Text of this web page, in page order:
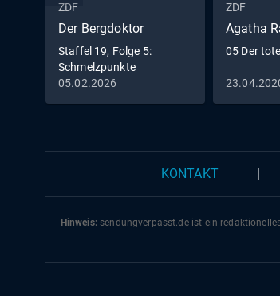
ZDF
Der Bergdoktor
Staffel 19, Folge 5:
Schmelzpunkte
05.02.2026
ZDF
Agatha
05 Der
KONTAKT
Hinweis:sendungverpasst.deist ein